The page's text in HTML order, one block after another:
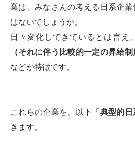
業は、みなさんの考える日系企
はないでしょうか。
日々変化してきているとは言え、
（それに伴う比較的一定の昇給
などが特徴です。
これらの企業を、以下 「典型的日
きます。